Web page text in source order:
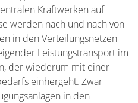
Kraftwerken auf
werden nach und nach von
in den Verteilungsnetzen
Leistungstransport im
der wiederum mit einer
einhergeht. Zwar
in den